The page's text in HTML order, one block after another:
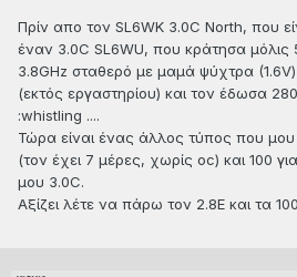
Πρίν απο τον SL6WK 3.0C North, που
έναν 3.0C SL6WU, που κράτησα
3.8GHz σταθερό με μαμά ψύχτρα
(εκτός εργαστηρίου) και τον έδωσα
:whistling ....
Τώρα είναι ένας άλλος τύπος που μου
(τον έχει 7 μέρες, χωρίς oc) και 100
μου 3.0C.
Αξίζει λέτε να πάρω τον 2.8Ε και τα